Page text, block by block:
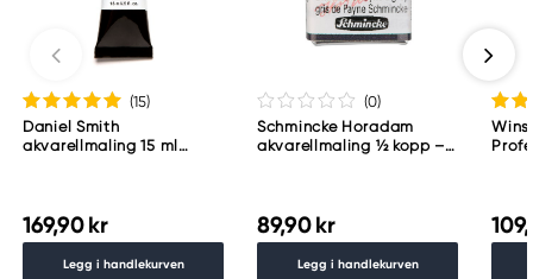
4150 1ST Ave S Seattle, WA
98134-2302 United States
(15)
Daniel Smith
akvarellmaling 15 ml
169,90 kr
Legg i handlekurven
(0)
Schmincke Horadam
akvarellmaling ½ kopp –
89,90 kr
Legg i handlekurven